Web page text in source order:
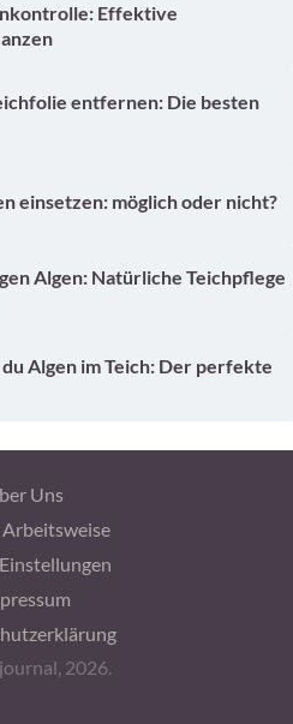
Effektive
entfernen: Die besten
einsetzen: möglich oder nicht?
Algen: Natürliche Teichpflege
Algen im Teich: Der perfekte
Uns
2026.